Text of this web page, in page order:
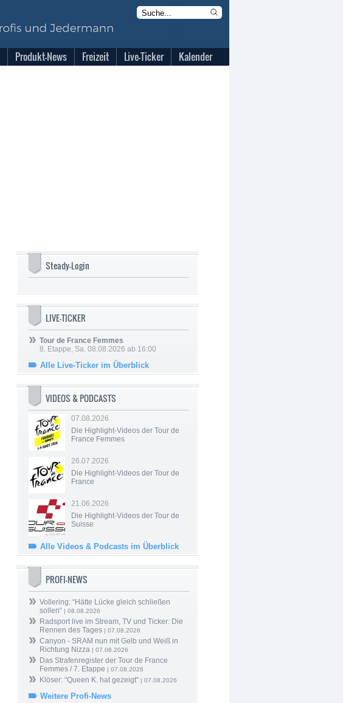
Produkt-News Freizeit Live-Ticker Kalender
Steady-Login
LIVE-TICKER
Tour de France Femmes
8. Etappe, Sa. 08.08.2026 ab 16:00
Alle Live-Ticker im Überblick
VIDEOS & PODCASTS
07.08.2026
Die Highlight-Videos der Tour de
France Femmes
26.07.2026
Die Highlight-Videos der Tour de
France
21.06.2026
Die Highlight-Videos der Tour de
Suisse
Alle Videos & Podcasts im Überblick
PROFI-NEWS
Vollering: “Hätte Lücke gleich schließen
sollen“ | 08.08.2026
Radsport live im Stream, TV und Ticker: Die
Rennen des Tages | 07.08.2026
Canyon - SRAM nun mit Gelb und Weiß in
Richtung Nizza | 07.08.2026
Das Strafenregister der Tour de France
Femmes / 7. Etappe | 07.08.2026
Klöser: “Queen K. hat gezeigt“ | 07.08.2026
Weitere Profi-News